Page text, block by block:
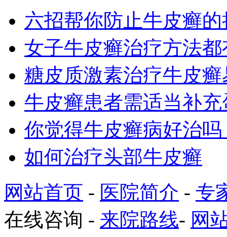
六招帮你防止牛皮癣
女子牛皮癣治疗方法
糖皮质激素治疗牛皮
牛皮癣患者需适当补
你觉得牛皮癣病好治
如何治疗头部牛皮癣
网站首页 - 医院简介 - 专
在线咨询 - 来院路线- 网